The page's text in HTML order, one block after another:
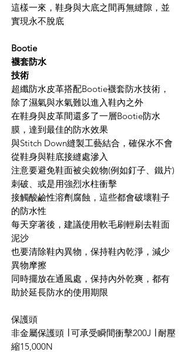
這樣一來，鞋身與大底之間再無縫隙，並
實現永不脫底
Bootie
襪套防水
技術
超纖防水皮革搭配Bootie襪套防水技術，
除了濕氣與水氣難以進入鞋內之外
在鞋身與皮革間還多了一層Bootie防水
膜，達到最佳的防水效果
與Stitch Down縫製工藝結合，確保水不會
從鞋身與鞋底接縫處滲入
注意要避免鞋面被尖銳物(例如釘子、鐵片)
刺破、或是用強烈水柱衝擊
接觸酸鹼性溶劑腐蝕，這些都會破壞鞋子
的防水性
每天穿著後，建議使用軟毛刷輕刷去鞋面
泥沙
也要清除鞋內異物，保持鞋內乾淨，減少
異物摩擦
同時擺放在通風處，保持內外乾爽，都有
助於延長防水的使用期限
保護頭
非金屬保護頭 ∣ 可承受瞬間衝擊200J ∣ 耐壓
縮15,000N